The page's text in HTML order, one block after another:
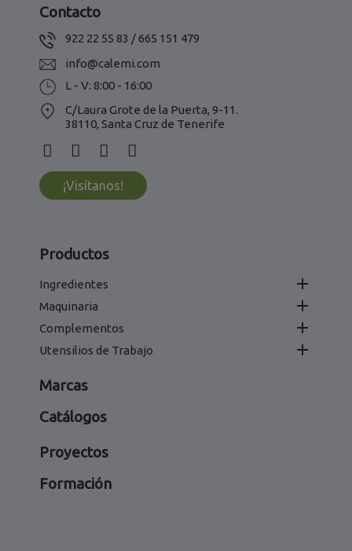
Contacto
922 22 55 83 / 665 151 479
info@calemi.com
L - V: 8:00 - 16:00
C/Laura Grote de la Puerta, 9-11.
38110, Santa Cruz de Tenerife
¡Visítanos!
Productos
Ingredientes 
Maquinaria 
Complementos 
Utensilios de Trabajo 
Marcas
Catálogos
Proyectos
Formación